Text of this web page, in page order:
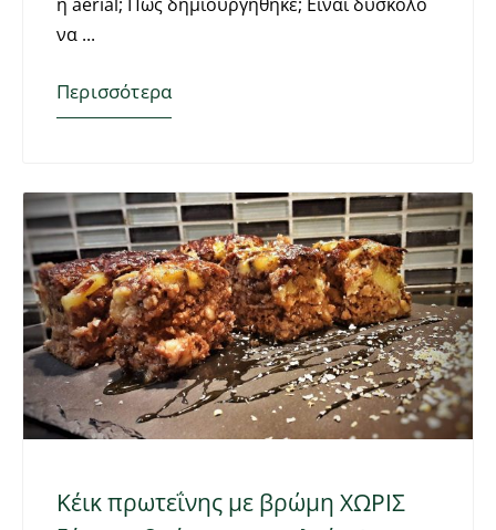
να
Περισσότερα
Κέικ πρωτεΐνης με βρώμη ΧΩΡΙΣ